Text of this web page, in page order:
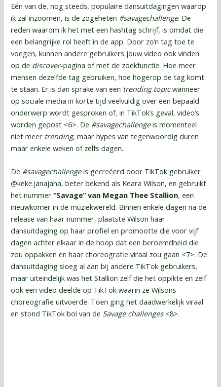
Eén van de, nog steeds, populaire dansuitdagingen waarop
ik zal inzoomen, is de zogeheten #savagechallenge. De
reden waarom ik het met een hashtag schrijf, is omdat die
een belangrijke rol heeft in de app. Door zo’n tag toe te
voegen, kunnen andere gebruikers jouw video ook vinden
op de discover-pagina of met de zoekfunctie. Hoe meer
mensen dezelfde tag gebruiken, hoe hogerop de tag komt
te staan. Er is dan sprake van een trending topicwanneer
op sociale media in korte tijd veelvuldig over een bepaald
onderwerp wordt gesproken of, in TikTok’s geval, video’s
worden gepost <6>. De #savagechallengeis momenteel
niet meer trending, maar hypes van tegenwoordig duren
maar enkele weken of zelfs dagen.
De #savagechallengeis gecreëerd door TikTok gebruiker
@keke.janajaha, beter bekend als Keara Wilson, en gebruikt
het nummer“Savage” van Megan Thee Stallion, een
nieuwkomer in de muziekwereld. Binnen enkele dagen na de
release van haar nummer, plaatste Wilson haar
dansuitdaging op haar profiel en promootte die voor vijf
dagen achter elkaar in de hoop dat een beroemdheid die
zou oppakken en haar choreografie viraal zou gaan <7>. De
dansuitdaging sloeg al aan bij andere TikTok gebruikers,
maar uiteindelijk was het Stallion zelf die het oppikte en zelf
ook een video deelde op TikTok waarin ze Wilsons
choreografie uitvoerde. Toen ging het daadwerkelijk viraal
en stond TikTok bol van de Savage challenges<8>.